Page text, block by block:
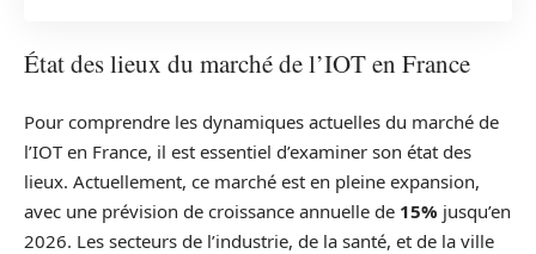
État des lieux du marché de l’IOT en France
Pour comprendre les dynamiques actuelles du marché de
l’IOT en France, il est essentiel d’examiner son état des
lieux. Actuellement, ce marché est en pleine expansion,
avec une prévision de croissance annuelle de 15% jusqu’en
2026. Les secteurs de l’industrie, de la santé, et de la ville